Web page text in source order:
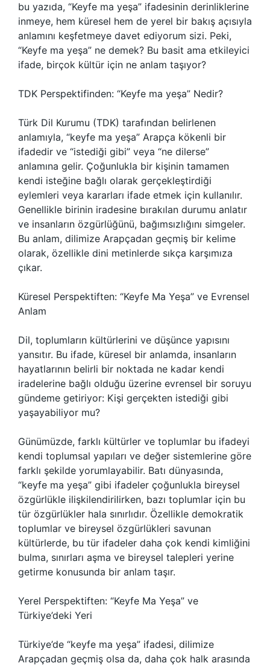
bu yazıda, “Keyfe ma yeşa” ifadesinin derinliklerine
inmeye, hem küresel hem de yerel bir bakış açısıyla
anlamını keşfetmeye davet ediyorum sizi. Peki,
“Keyfe ma yeşa” ne demek? Bu basit ama etkileyici
ifade, birçok kültür için ne anlam taşıyor?
TDK Perspektifinden: “Keyfe ma yeşa” Nedir?
Türk Dil Kurumu (TDK) tarafından belirlenen
anlamıyla, “keyfe ma yeşa” Arapça kökenli bir
ifadedir ve “istediği gibi” veya “ne dilerse”
anlamına gelir. Çoğunlukla bir kişinin tamamen
kendi isteğine bağlı olarak gerçekleştirdiği
eylemleri veya kararları ifade etmek için kullanılır.
Genellikle birinin iradesine bırakılan durumu anlatır
ve insanların özgürlüğünü, bağımsızlığını simgeler.
Bu anlam, dilimize Arapçadan geçmiş bir kelime
olarak, özellikle dini metinlerde sıkça karşımıza
çıkar.
Küresel Perspektiften: “Keyfe Ma Yeşa” ve Evrensel
Anlam
Dil, toplumların kültürlerini ve düşünce yapısını
yansıtır. Bu ifade, küresel bir anlamda, insanların
hayatlarının belirli bir noktada ne kadar kendi
iradelerine bağlı olduğu üzerine evrensel bir soruyu
gündeme getiriyor: Kişi gerçekten istediği gibi
yaşayabiliyor mu?
Günümüzde, farklı kültürler ve toplumlar bu ifadeyi
kendi toplumsal yapıları ve değer sistemlerine göre
farklı şekilde yorumlayabilir. Batı dünyasında,
“keyfe ma yeşa” gibi ifadeler çoğunlukla bireysel
özgürlükle ilişkilendirilirken, bazı toplumlar için bu
tür özgürlükler hala sınırlıdır. Özellikle demokratik
toplumlar ve bireysel özgürlükleri savunan
kültürlerde, bu tür ifadeler daha çok kendi kimliğini
bulma, sınırları aşma ve bireysel talepleri yerine
getirme konusunda bir anlam taşır.
Yerel Perspektiften: “Keyfe Ma Yeşa” ve
Türkiye’deki Yeri
Türkiye’de “keyfe ma yeşa” ifadesi, dilimize
Arapçadan geçmiş olsa da, daha çok halk arasında